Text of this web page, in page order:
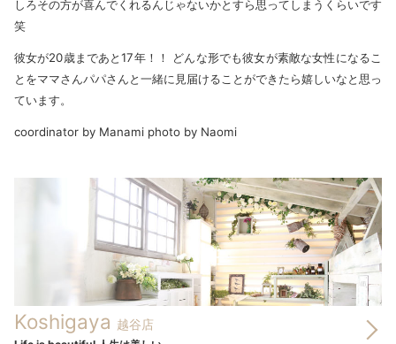
しろその方が喜んでくれるんじゃないかとすら思ってしまうくらいです
笑
彼女が20歳まであと17年！！ どんな形でも彼女が素敵な女性になるこ
とをママさんパパさんと一緒に見届けることができたら嬉しいなと思っ
ています。
coordinator by Manami photo by Naomi
Koshigaya 越谷店